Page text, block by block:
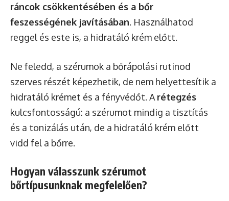
ráncok csökkentésében és a bőr
feszességének javításában. Használhatod
reggel és este is, a hidratáló krém előtt.
Ne feledd, a szérumok a bőrápolási rutinod
szerves részét képezhetik, de nem helyettesítik a
hidratáló krémet és a fényvédőt. A rétegzés
kulcsfontosságú: a szérumot mindig a tisztítás
és a tonizálás után, de a hidratáló krém előtt
vidd fel a bőrre.
Hogyan válasszunk szérumot
bőrtípusunknak megfelelően?